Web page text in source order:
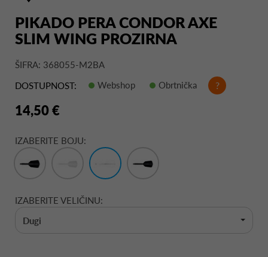
PIKADO PERA CONDOR AXE
SLIM WING PROZIRNA
ŠIFRA: 368055-M2BA
DOSTUPNOST:
Webshop Obrtnička ?
14,50 €
IZABERITE BOJU:
IZABERITE VELIČINU:
Dugi